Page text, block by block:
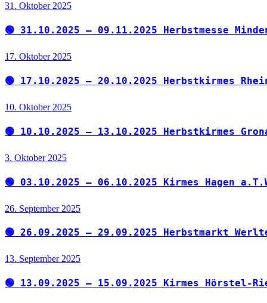
31. Oktober 2025
🟢 31.10.2025 – 09.11.2025 Herbstmesse
17. Oktober 2025
🟢 17.10.2025 – 20.10.2025 Herbstkirmes
10. Oktober 2025
🟢 10.10.2025 – 13.10.2025 Herbstkirmes
3. Oktober 2025
🟢 03.10.2025 – 06.10.2025 Kirmes Hagen
26. September 2025
🟢 26.09.2025 – 29.09.2025 Herbstmarkt
13. September 2025
🟢 13.09.2025 – 15.09.2025 Kirmes Hörstel-